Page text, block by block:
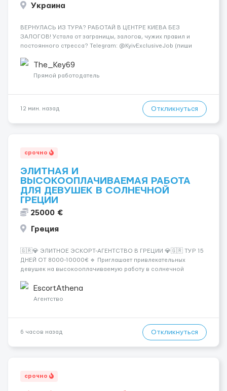
Украина
ВЕРНУЛАСЬ ИЗ ТУРА? РАБОТАЙ В ЦЕНТРЕ КИЕВА БЕЗ
ЗАЛОГОВ! Устала от заграницы, залогов, чужих правил и
постоянного стресса? Telegram: @KyivExclusiveJob (пиши
самом центре Киева Можно работать в эскорте или в
эротическом массаже (н...
The_Key69
Прямой работодатель
12 мин. назад Откликнуться
срочно
ЭЛИТНАЯ И
ВЫСОКООПЛАЧИВАЕМАЯ РАБОТА
ДЛЯ ДЕВУШЕК В СОЛНЕЧНОЙ
ГРЕЦИИ
25000 €
Греция
🇬🇷💎 ЭЛИТНОЕ ЭСКОРТ-АГЕНТСТВО В ГРЕЦИИ 💎🇬🇷 ТУР 15
ДНЕЙ ОТ 8000-10000€ 🔹 Приглашает привлекательных
девушек на высокооплачиваемую работу в солнечной
хорошие деньги 💶 — это предложение для тебя! 🔹
Требования: ✔️ Возраст от ...
EscortAthena
Агентство
6 часов назад Откликнуться
срочно